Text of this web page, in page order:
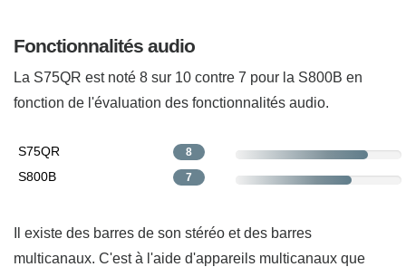
Fonctionnalités audio
La S75QR est noté 8 sur 10 contre 7 pour la S800B en
fonction de l'évaluation des fonctionnalités audio.
S75QR 8
S800B 7
Il existe des barres de son stéréo et des barres
multicanaux. C'est à l'aide d'appareils multicanaux que